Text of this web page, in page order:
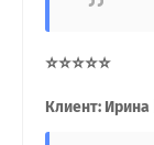
⭐⭐⭐⭐⭐
Клиент: Ирина